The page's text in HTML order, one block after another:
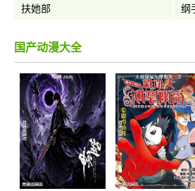
扶她部
纲
国产动漫大全